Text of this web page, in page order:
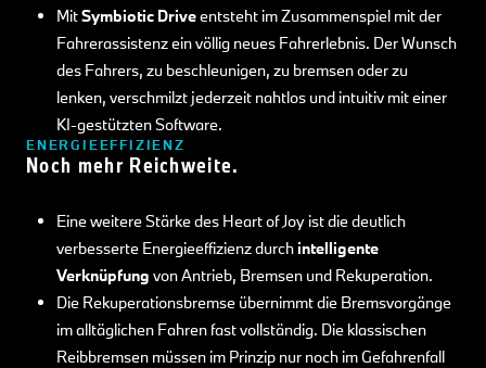
MitSymbiotic Driveentsteht im Zusammenspiel mit der
Fahrerassistenz ein völlig neues Fahrerlebnis. Der Wunsch
des Fahrers, zu beschleunigen, zu bremsen oder zu
lenken, verschmilzt jederzeit nahtlos und intuitiv mit einer
KI-gestützten Software.
ENERGIEEFFIZIENZ
Noch mehr Reichweite.
Eine weitere Stärke des Heart of Joy ist die deutlich
verbesserte Energieeffizienz durchintelligente
Verknüpfung von Antrieb, Bremsen und Rekuperation.
Die Rekuperationsbremse übernimmt die Bremsvorgänge
im alltäglichen Fahren fast vollständig. Die klassischen
Reibbremsen müssen im Prinzip nur noch im Gefahrenfall